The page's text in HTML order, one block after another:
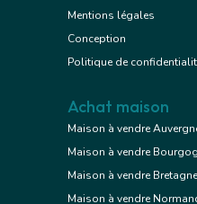
Mentions légales
Conception
Politique de
Achat maison
Maison à vendre
Maison à vendre
Maison à vendre Bretagne
Maison à vendre